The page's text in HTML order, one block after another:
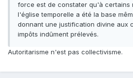
force est de constater qu'à certains
l'église temporelle a été la base
donnant une justification divine aux
impôts indûment prélevés.
Autoritarisme n'est pas collectivisme.